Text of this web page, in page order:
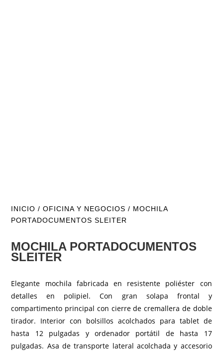
INICIO /OFICINA Y NEGOCIOS / MOCHILA
PORTADOCUMENTOS SLEITER
MOCHILA PORTADOCUMENTOS
SLEITER
Elegante mochila fabricada en resistente poliéster con
detalles en polipiel. Con gran solapa frontal y
compartimento principal con cierre de cremallera de doble
tirador. Interior con bolsillos acolchados para tablet de
hasta 12 pulgadas y ordenador portátil de hasta 17
pulgadas. Asa de transporte lateral acolchada y accesorio